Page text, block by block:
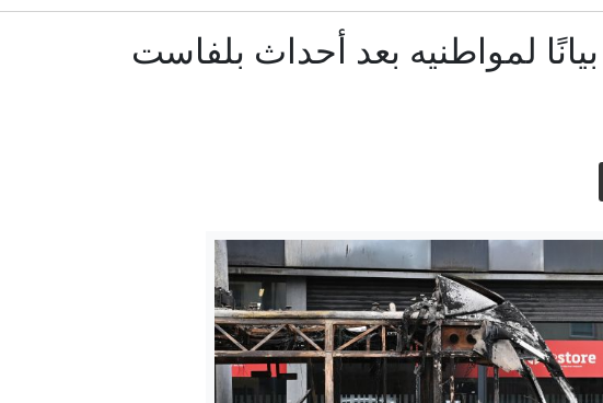
حميد بن راشد: زايد أرسى دعائم النهضة وقِيَم العطاء
"المواطنة بحق الميلاد" و"سياحة الولادة" في مرمى قرارات ترامب
إنفانتينو: الاتحاد الأوروبي لكرة القدم يقول إن دعم الفيفا لرئيسه "لا
لمواطنيه بعد أحداث بلفاست